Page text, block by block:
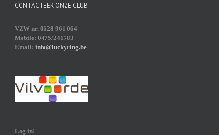
CONTACTEER ONZE CLUB
VZW nr. 0628 961 064
Mobile: 0475/241783
Email: info@luckyring.be
Log in!